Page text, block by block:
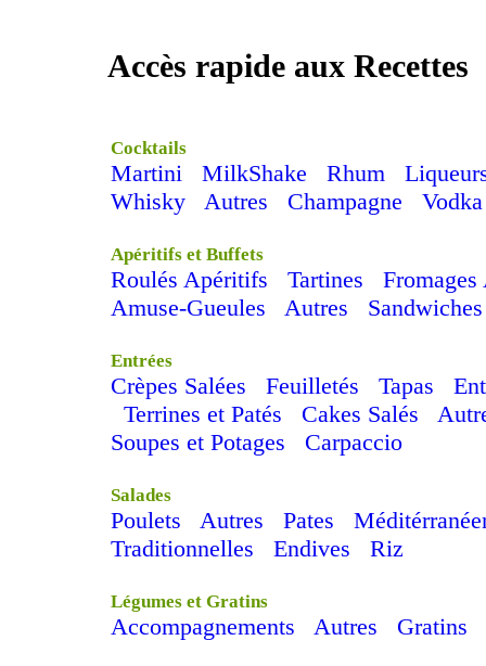
Accès rapide aux Recettes
Cocktails
Martini MilkShake Rhum
Whisky
Autres Champagne Vodka
Apéritifs et Buffets
Roulés Apéritifs Tartines
Amuse-Gueules
Autres Sandwiches
Entrées
Crèpes Salées Feuilletés Tapas
Terrines et Patés
Cakes Salés
Soupes et Potages
Carpaccio
Salades
Poulets Autres Pates
Traditionnelles
Endives Riz
Légumes et Gratins
Accompagnements Autres Gratins